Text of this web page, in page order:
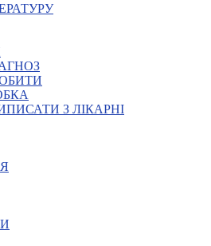
УТОГ
жестова мова
жестової мови Українського
З ЛІКАРНІ